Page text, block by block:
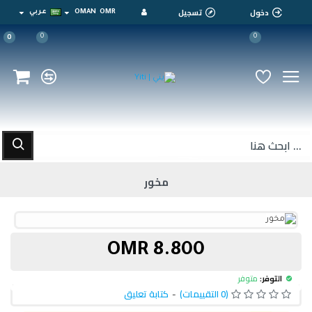
دخول تسجيل OMR
OMAN عربي
0
0
0
مخور
التوفر: متوفر
(0 التقييمات) - كتابة تعليق
8.800 OMR